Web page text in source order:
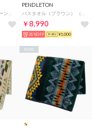
PENDLETON
￥8,990
31%OFF ¥1,000
NEW